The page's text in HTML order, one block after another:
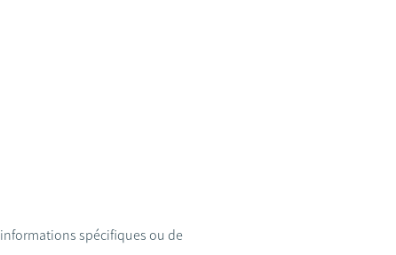
spécifiques ou de